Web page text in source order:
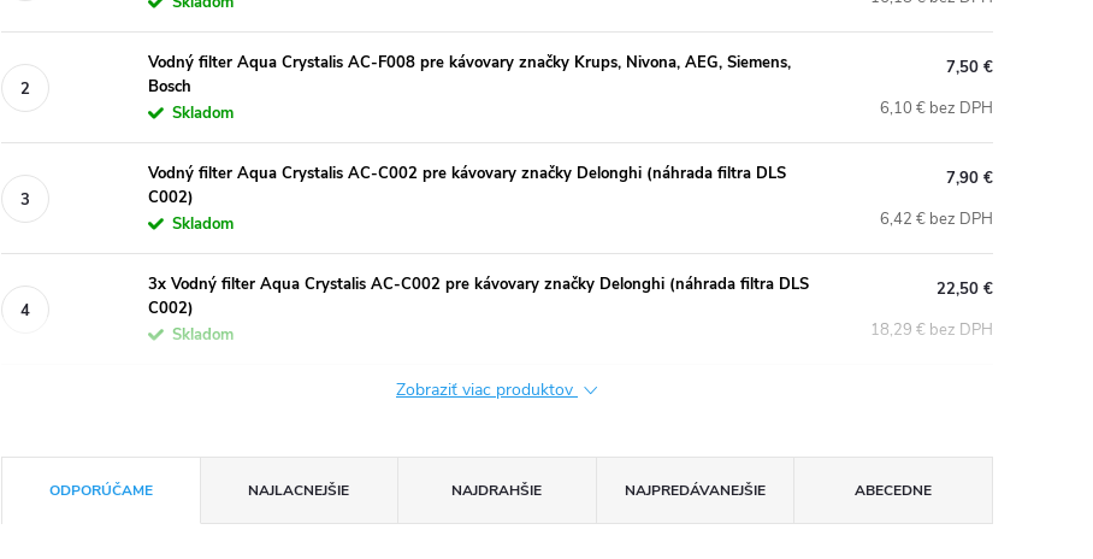
Vodný filter Aqua Crystalis AC-F008 pre kávovary značky Krups, Nivona, AEG, Siemens,
Bosch
Skladom
7,50 €
6,10 € bez DPH
Vodný filter Aqua Crystalis AC-C002 pre kávovary značky Delonghi (náhrada filtra DLS
C002)
Skladom
7,90 €
6,42 € bez DPH
3x Vodný filter Aqua Crystalis AC-C002 pre kávovary značky Delonghi (náhrada filtra DLS
C002)
Skladom
22,50 €
18,29 € bez DPH
Zobraziť viac produktov
a
ODPORÚČAME NAJLACNEJŠIE NAJDRAHŠIE NAJPREDÁVANEJŠIE ABECEDNE